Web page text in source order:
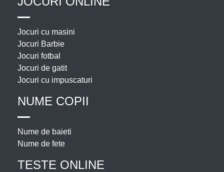
Jocuri cu masini
Jocuri Barbie
Jocuri fotbal
Jocuri de gatit
Jocuri cu impuscaturi
NUME COPII
Nume de baieti
Nume de fete
TESTE ONLINE